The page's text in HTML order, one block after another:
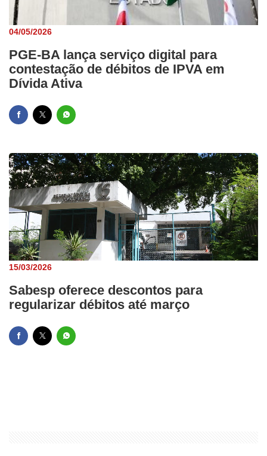
04/05/2026
PGE-BA lança serviço digital para
contestação de débitos de IPVA em
Dívida Ativa
15/03/2026
Sabesp oferece descontos para
regularizar débitos até março